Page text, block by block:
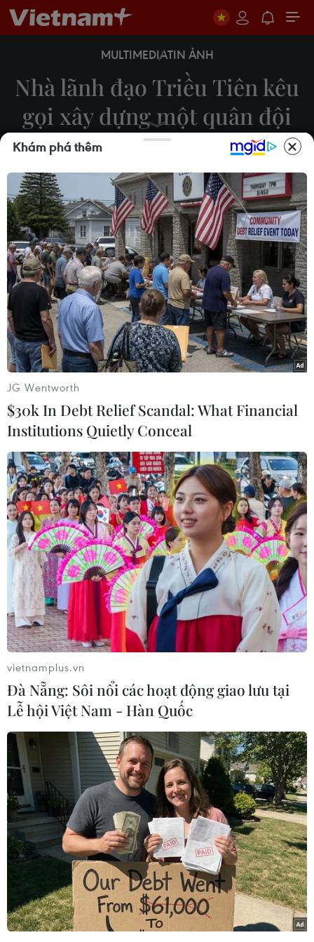
MULTIMEDIATIN ẢNH
Nhà lãnh đạo Triều Tiên kêu
gọi xây dựng một quân đội
hùng mạnh
25/02/2025 07:51
Ngày 24/2/2025, nhà lãnh đạo Triều Tiên Kim
Jong Un đã có chuyến thăm Đại học Chính trị Kim
Nhật Thành, tại đây ông kêu gọi xây dựng một
quân đội hùng mạnh, luôn giữ vững tư tưởng và
đoàn kết.
Nhà lãnh đạo Triều Tiên Kim Jong Un thăm Đại học Chính trị
Kim Nhật Thành ở Bình Nhưỡng ngày 24/2/2025. (Ảnh:
Yonhap/TTXVN)
Nhà lãnh đạo Triều Tiên Kim Jong Un thăm Đại học Chính trị
Kim Nhật Thành ở Bình Nhưỡng ngày 24/2/2025. (Ảnh:
Yonhap/TTXVN)
Khám phá thêm
JG Wentworth
$30k In Debt Relief Scandal: What Financial
Institutions Quietly Conceal
vietnamplus.vn
Đà Nẵng: Sôi nổi các hoạt động giao lưu tại
Lễ hội Việt Nam - Hàn Quốc